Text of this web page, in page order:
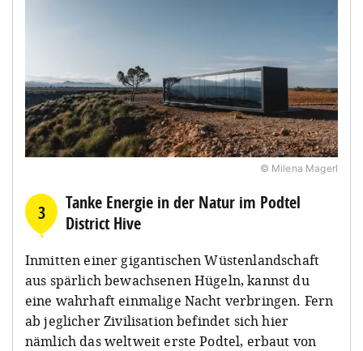
© Milena Magerl
3
Tanke Energie in der Natur im Podtel
District Hive
Inmitten einer gigantischen Wüstenlandschaft
aus spärlich bewachsenen Hügeln, kannst du
eine wahrhaft einmalige Nacht verbringen. Fern
ab jeglicher Zivilisation befindet sich hier
nämlich das weltweit erste Podtel, erbaut von